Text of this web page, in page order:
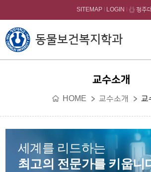
본문 바로가기
동물보건복지학과
SITEMAP LOGIN 청주
교수소개
HOME 교수소개 교
세계를 리드하는
최고의 전문가를 키웁니